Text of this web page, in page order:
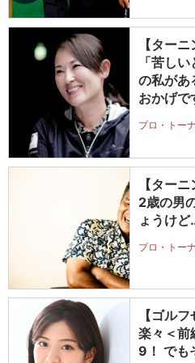
【ター
「苦し
の私があ
おかげで
プロ・トー
【ター
2歳の男
ょうけど
プロ・トー
【ゴル
楽々＜前
9！ でも